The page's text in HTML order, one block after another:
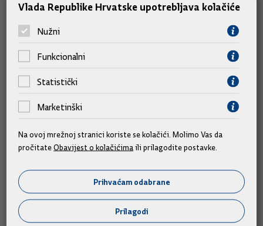
poslova glavnog tajnika Ministarstva vanjskih i europskih
poslova, radi odlaska na novi položaj, s danom 31. prosinca
2021. Državnoj službenici Nevenki Cujzek dano je ovlaštenje
za obavljanje poslova glavne tajnice toga Ministarstva, s
imenovanje glavnog tajnika, a najduže do šest mjeseci.
Središnjeg registra osiguranika, koji se imenuje na prijedlog
ministra nadležnog za mirovinski sustav, umjesto dosadašnjeg
člana koji je preminuo.
Vlada Republike Hrvatske upotrebljava kolačiće
Nužni
Funkcionalni
Statistički
Marketinški
Na ovoj mrežnoj stranici koriste se kolačići. Molimo Vas da
pročitateObavijest o kolačićimaili prilagodite postavke.
Prihvaćam odabrane
Prilagodi